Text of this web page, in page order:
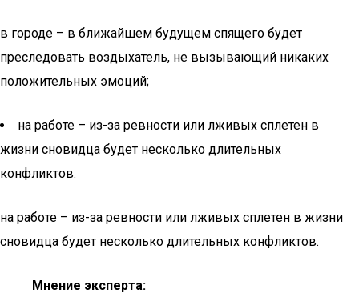
в городе – в ближайшем будущем спящего будет
преследовать воздыхатель, не вызывающий никаких
положительных эмоций;
на работе – из-за ревности или лживых сплетен в
жизни сновидца будет несколько длительных
конфликтов.
на работе – из-за ревности или лживых сплетен в жизни
сновидца будет несколько длительных конфликтов.
Мнение эксперта: